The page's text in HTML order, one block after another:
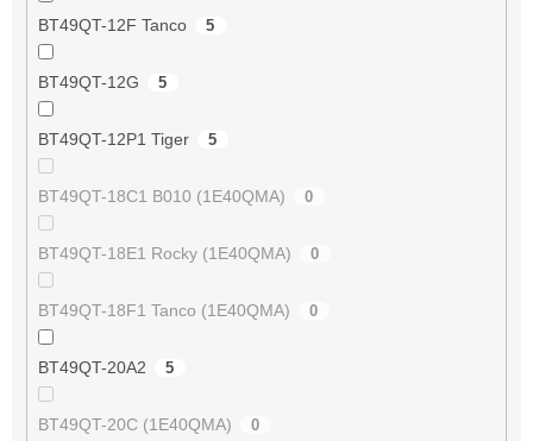
BT49QT-12F Tanco 5
BT49QT-12G 5
BT49QT-12P1 Tiger 5
BT49QT-18C1 B010 (1E40QMA) 0
BT49QT-18E1 Rocky (1E40QMA) 0
BT49QT-18F1 Tanco (1E40QMA) 0
BT49QT-20A2 5
BT49QT-20C (1E40QMA) 0